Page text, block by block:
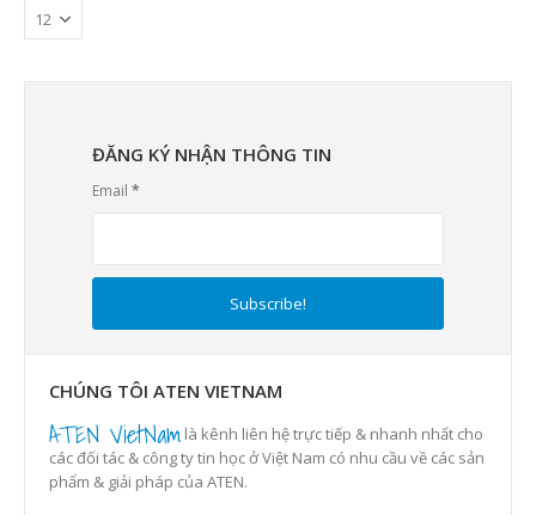
ĐĂNG KÝ NHẬN THÔNG TIN
Email *
CHÚNG TÔI ATEN VIETNAM
ATEN VietNam là kênh liên hệ trực tiếp & nhanh nhất cho
các đối tác & công ty tin học ở Việt Nam có nhu cầu về các sản
phẩm & giải pháp của ATEN.